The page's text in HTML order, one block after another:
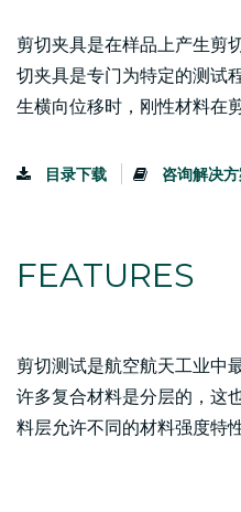
剪切夹具是在样品上产生剪
切夹具是专门为特定的测试
生横向位移时，刚性材料在
目录下载 咨询解决
FEATURES
剪切测试是航空航天工业中
许多复合材料是分层的，这
料层允许不同的材料强度特性